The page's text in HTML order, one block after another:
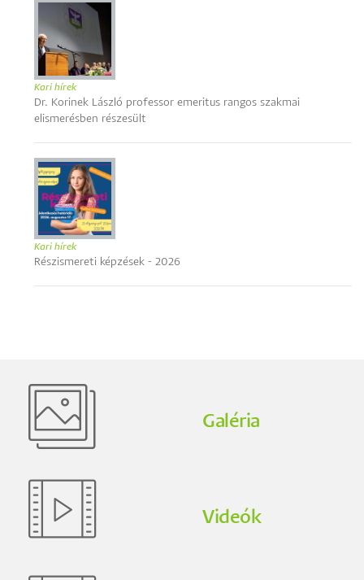
Kari hírek
Dr. Korinek László professor emeritus rangos szakmai
elismerésben részesült
Kari hírek
Részismereti képzések - 2026
Galéria
Videók